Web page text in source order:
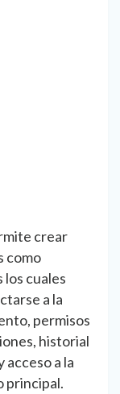
crear
como
cuales
a la
permisos
historial
acceso a la
principal.